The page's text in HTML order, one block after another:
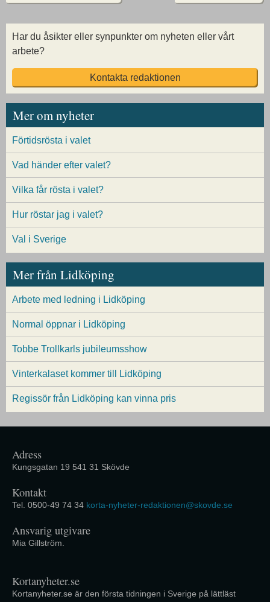
Har du åsikter eller synpunkter om nyheten eller vårt
arbete?
Kontakta redaktionen
Mer om nyheter
Förtidsrösta i valet
Vad händer efter valet?
Vilka får rösta i valet?
Hur röstar jag i valet?
Val i Sverige
Mer från Lidköping
Arbete med ledning i Lidköping
Normal öppnar i Lidköping
Tobbe Trollkarls jubileumsshow
Vinterkalaset kommer till Lidköping
Regissör från Lidköping kan vinna pris
Adress
Kungsgatan 19 541 31 Skövde
Kontakt
Tel. 0500-49 74 34 korta-nyheter-redaktionen@skovde.se
Ansvarig utgivare
Mia Gillström.
Kortanyheter.se
Kortanyheter.se är den första tidningen i Sverige på lättläst